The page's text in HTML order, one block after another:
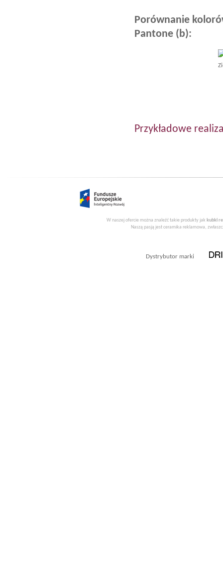
Porównanie
Pantone (b):
Przykładowe
W naszej ofercie można znaleźć takie produkty jak kubki
Naszą pasją jest ceramika reklamowa,
Dystrybutor marki